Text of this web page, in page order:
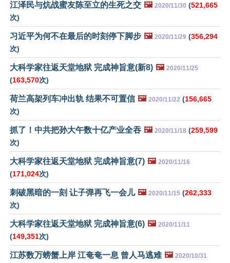
江泽民与炕战蜜友陈至立的生死之交 🖼️ 2020/11/30 (521,665
次)
习近平为何不在最后的时刻停下脚步 🖼️ 2020/11/29 (356,294
次)
大科学家往返天堂地狱 完成神旨意(新8) 🖼️ 2020/11/25
(163,570次)
荷兰高架列车冲出轨 结果不可置信 🖼️ 2020/11/22 (156,665
次)
抓了！中共把孙大午数十亿产业全吞 🖼️ 2020/11/18 (259,599
次)
大科学家往返天堂地狱 完成神旨意(7) 🖼️ 2020/11/16
(171,024次)
刺破黑暗的一刻 让子弹再飞一会儿 🖼️ 2020/11/15 (262,333
次)
大科学家往返天堂地狱 完成神旨意(6) 🖼️ 2020/11/11
(149,351次)
江苏数万螃蟹上岸 江奄奄一息 曾人马逃难 🖼️ 2020/10/31